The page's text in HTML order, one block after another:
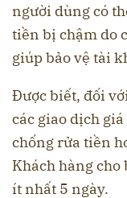
người dùng có
tiền bị chậm do
giúp bảo vệ tài
Được biết, đối
các giao dịch
chống rửa tiền
Khách hàng
ít nhất 5 ngày.